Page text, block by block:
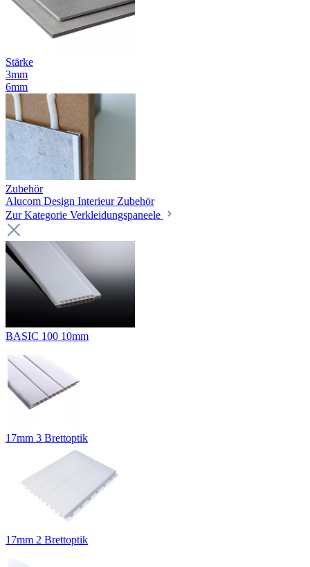
Stärke
3mm
6mm
Zubehör
Alucom Design Interieur Zubehör
Zur Kategorie Verkleidungspaneele
BASIC 100 10mm
17mm 3 Brettoptik
17mm 2 Brettoptik